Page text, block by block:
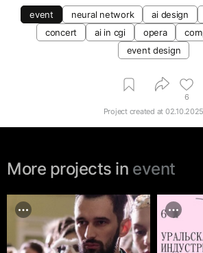
event neural network ai design
concert
ai in cgi opera
event design
6
Project created at 02.10.2025
More projects in event